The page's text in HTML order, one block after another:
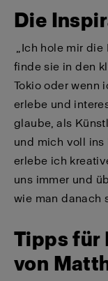
Die
„Ich hole mir die
finde sie in den
Tokio oder wenn
erlebe und
glaube, als
und mich voll ins
erlebe ich
uns immer und
wie man danach
Tipps für
von